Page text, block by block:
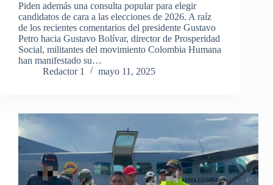
Piden además una consulta popular para elegir
candidatos de cara a las elecciones de 2026. A raíz
de los recientes comentarios del presidente Gustavo
Petro hacia Gustavo Bolívar, director de Prosperidad
Social, militantes del movimiento Colombia Humana
han manifestado su…
Redactor 1
mayo 11, 2025